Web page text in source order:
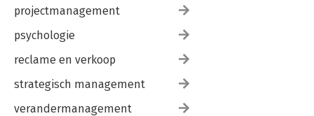
projectmanagement
psychologie
reclame en verkoop
strategisch management
verandermanagement